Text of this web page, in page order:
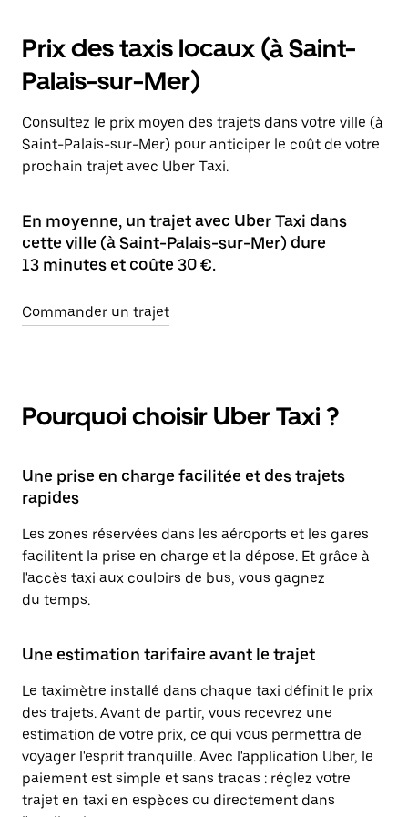
Prix des taxis locaux (à Saint-
Palais-sur-Mer)
Consultez le prix moyen des trajets dans votre ville (à
Saint-Palais-sur-Mer) pour anticiper le coût de votre
prochain trajet avec Uber Taxi.
En moyenne, un trajet avec Uber Taxi dans
cette ville (à Saint-Palais-sur-Mer) dure
13 minutes et coûte 30 €.
Commander un trajet
Pourquoi choisir Uber Taxi ?
Une prise en charge facilitée et des trajets
rapides
Les zones réservées dans les aéroports et les gares
facilitent la prise en charge et la dépose. Et grâce à
l'accès taxi aux couloirs de bus, vous gagnez
du temps.
Une estimation tarifaire avant le trajet
Le taximètre installé dans chaque taxi définit le prix
des trajets. Avant de partir, vous recevrez une
estimation de votre prix, ce qui vous permettra de
voyager l'esprit tranquille. Avec l'application Uber, le
paiement est simple et sans tracas : réglez votre
trajet en taxi en espèces ou directement dans